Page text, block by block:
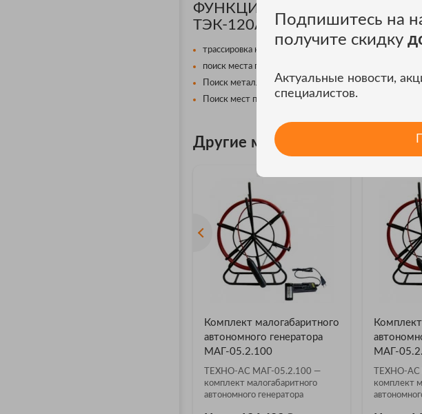
ФУНКЦИИ И РЕШАЕМЫЕ
ТЭК-120А
трассировка кабеля и определение глубины
поиск места повреждения силового кабеля;
Поиск металлических трубопроводов и
Поиск мест пересечения трубопроводов и кабеля;
Другие модели Техно-АС
Комплект малогабаритного
автономного генератора
МАГ-05.2.100
ТЕХНО-АС МАГ-05.2.100 —
комплект малогабаритного
автономного генератора
МАГ-
ТЕХНО-
комплект
Подпишитесь на
получите скидку
Актуальные новости,
специалистов.